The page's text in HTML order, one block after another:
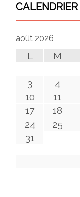
CALENDRIER
août 2026
L M
3
4
10
11
17
18
24
25
31